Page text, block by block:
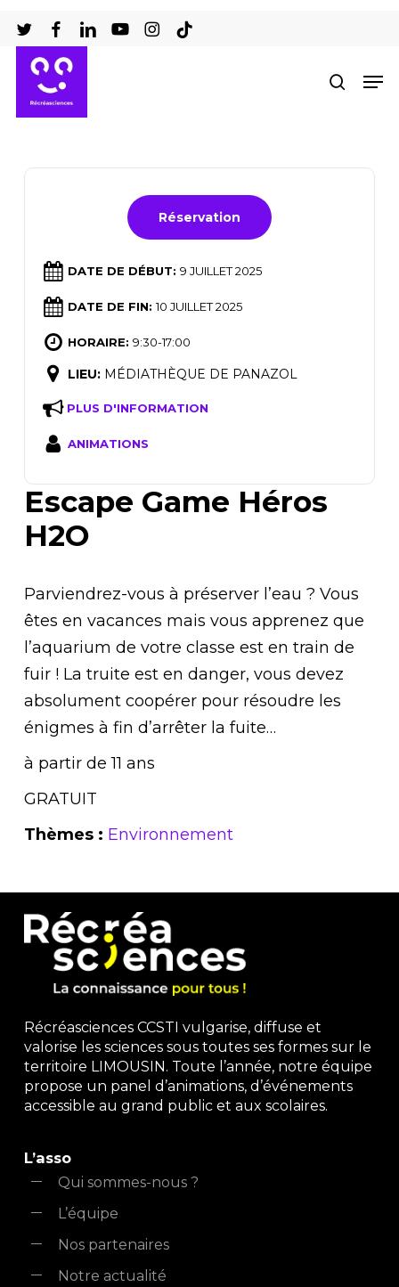
au
contenu
principal
Réservation
DATE DE DÉBUT: 9 JUILLET 2025
DATE DE FIN:10 JUILLET 2025
HORAIRE: 9:30-17:00
LIEU: MÉDIATHÈQUE DE PANAZOL
PLUS D'INFORMATION
ANIMATIONS
Escape Game Héros
H2O
Parviendrez-vous à préserver l’eau ? Vous
êtes en vacances mais vous apprenez que
l’aquarium de votre classe est en train de
fuir ! La truite est en danger, vous devez
absolument coopérer pour résoudre les
énigmes à fin d’arrêter la fuite…
à partir de 11 ans
GRATUIT
Thèmes : Environnement
Récréasciences CCSTI vulgarise, diffuse et
valorise les sciences sous toutes ses formes sur le
territoire LIMOUSIN. Toute l’année, notre équipe
propose un panel d’animations, d’événements
accessible au grand public et aux scolaires.
L’asso
Qui sommes-nous ?
L’équipe
Nos partenaires
Notre actualité
le